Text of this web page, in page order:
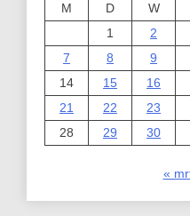
M
D W
1
2
7
8 9
14
15 16
21
22 23
28
29 30
«